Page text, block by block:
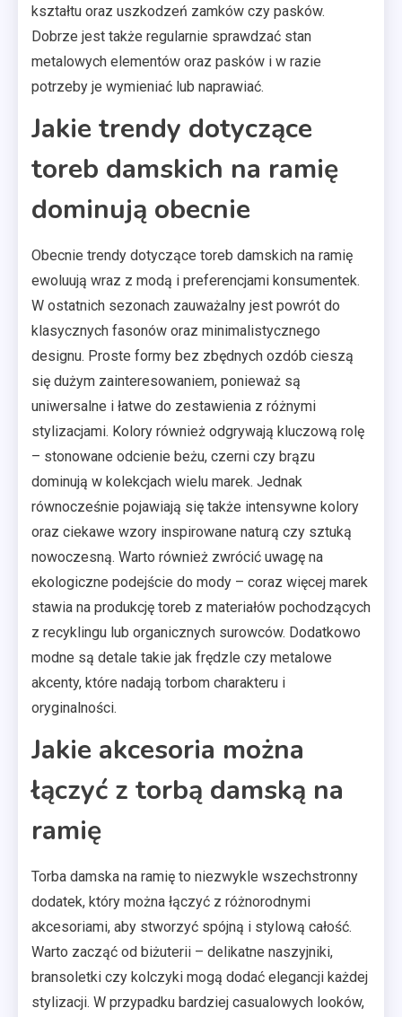
kształtu oraz uszkodzeń zamków czy pasków.
Dobrze jest także regularnie sprawdzać stan
metalowych elementów oraz pasków i w razie
potrzeby je wymieniać lub naprawiać.
Jakie trendy dotyczące
toreb damskich na ramię
dominują obecnie
Obecnie trendy dotyczące toreb damskich na ramię
ewoluują wraz z modą i preferencjami konsumentek.
W ostatnich sezonach zauważalny jest powrót do
klasycznych fasonów oraz minimalistycznego
designu. Proste formy bez zbędnych ozdób cieszą
się dużym zainteresowaniem, ponieważ są
uniwersalne i łatwe do zestawienia z różnymi
stylizacjami. Kolory również odgrywają kluczową rolę
– stonowane odcienie beżu, czerni czy brązu
dominują w kolekcjach wielu marek. Jednak
równocześnie pojawiają się także intensywne kolory
oraz ciekawe wzory inspirowane naturą czy sztuką
nowoczesną. Warto również zwrócić uwagę na
ekologiczne podejście do mody – coraz więcej marek
stawia na produkcję toreb z materiałów pochodzących
z recyklingu lub organicznych surowców. Dodatkowo
modne są detale takie jak frędzle czy metalowe
akcenty, które nadają torbom charakteru i
oryginalności.
Jakie akcesoria można
łączyć z torbą damską na
ramię
Torba damska na ramię to niezwykle wszechstronny
dodatek, który można łączyć z różnorodnymi
akcesoriami, aby stworzyć spójną i stylową całość.
Warto zacząć od biżuterii – delikatne naszyjniki,
bransoletki czy kolczyki mogą dodać elegancji każdej
stylizacji. W przypadku bardziej casualowych looków,